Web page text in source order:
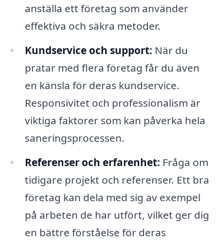
anställa ett företag som använder
effektiva och säkra metoder.
Kundservice och support: När du
pratar med flera företag får du även
en känsla för deras kundservice.
Responsivitet och professionalism är
viktiga faktorer som kan påverka hela
saneringsprocessen.
Referenser och erfarenhet: Fråga om
tidigare projekt och referenser. Ett bra
företag kan dela med sig av exempel
på arbeten de har utfört, vilket ger dig
en bättre förståelse för deras